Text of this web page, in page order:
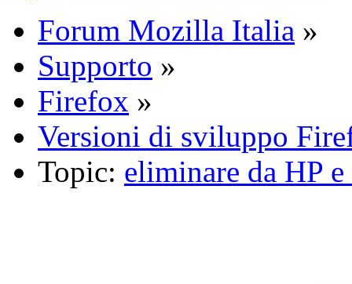
Forum Mozilla Italia »
Supporto »
Firefox »
Versioni di sviluppo
Topic: eliminare da HP